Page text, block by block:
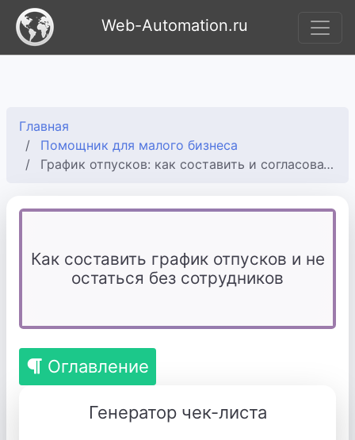
Web-Automation.ru
Главная
Помощник для малого бизнеса
График отпусков: как составить и согласовать с сотрудниками
Как составить график отпусков и не
остаться без сотрудников
Оглавление
Генератор чек-листа